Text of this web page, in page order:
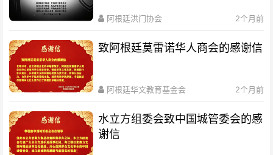
阿根廷洪门协会 2个月前
致阿根廷莫雷诺华人商会的感谢信
阿根廷华文教育基金会 2个月前
水立方组委会致中国城管委会的感
谢信